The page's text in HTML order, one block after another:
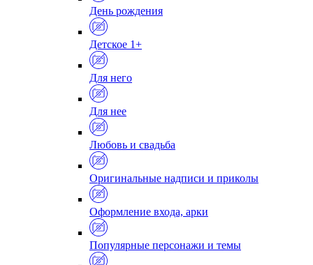
День рождения
Детское 1+
Для него
Для нее
Любовь и свадьба
Оригинальные надписи и приколы
Оформление входа, арки
Популярные персонажи и темы